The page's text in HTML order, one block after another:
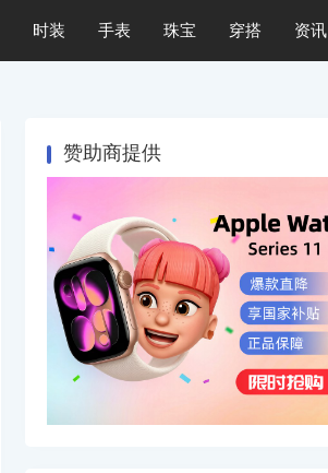
时装 手表 珠宝 穿搭 资讯
赞助商提供